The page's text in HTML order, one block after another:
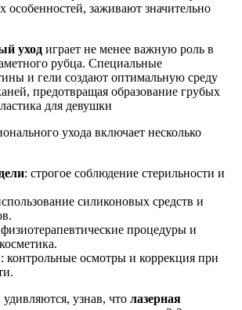
особенностей, заживают значительно
уход играет не менее важную роль в
рубца. Специальные
и гели создают оптимальную среду
предотвращая образование грубых
ухода включает несколько
: строгое соблюдение стерильности и
силиконовых средств и
процедуры и
: контрольные осмотры и коррекция при
узнав, что лазерная